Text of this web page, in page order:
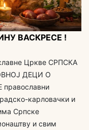
ВАСКРЕСЕ !
Цркве СРПСКА
ДЕЦИ O
карловачки и
Српске
и свим